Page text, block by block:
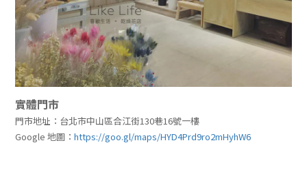
實體門市
門市地址：台北市中山區合江街130巷16號一樓
Google 地圖： https://goo.gl/maps/HYD4Prd9ro2mHyhW6